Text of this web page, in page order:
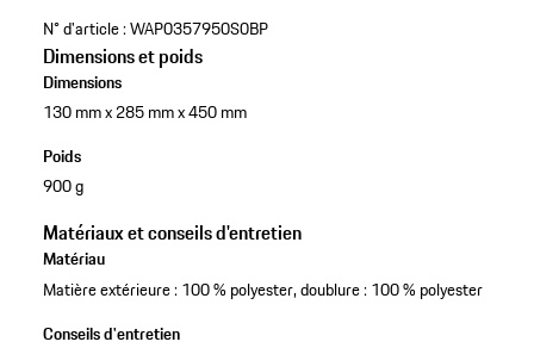
N° d'article :WAP0357950S0BP
Dimensions et poids
Dimensions
130 mm x 285 mm x 450 mm
Poids
900 g
Matériaux et conseils d'entretien
Matériau
Matière extérieure : 100 % polyester, doublure : 100 % polyester
Conseils d'entretien